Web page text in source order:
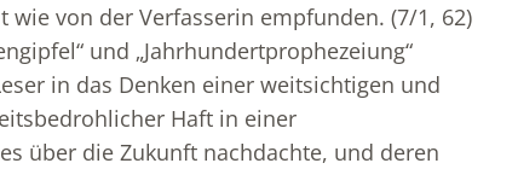
von der Verfasserin empfunden. (7/1, 62)
und „Jahrhundertprophezeiung“
in das Denken einer weitsichtigen und
Haft in einer
über die Zukunft nachdachte, und deren